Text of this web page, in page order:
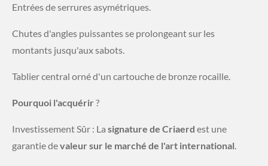
​Entrées de serrures asymétriques.
​Chutes d'angles puissantes se prolongeant sur les
montants jusqu'aux sabots.
​Tablier central orné d'un cartouche de bronze rocaille.
​Pourquoi l'acquérir ?
​Investissement Sûr : La signature de Criaerd est une
garantie devaleur sur le marché de l'art international